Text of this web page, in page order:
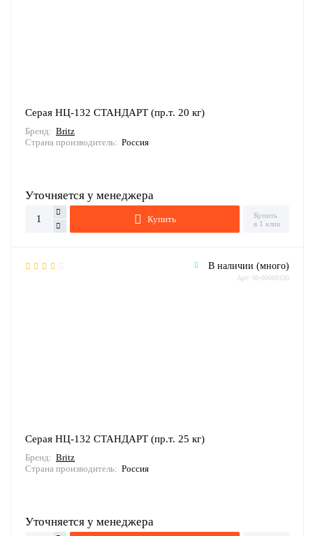
Серая НЦ-132 СТАНДАРТ (пр.т. 20 кг)
Бренд: Britz
Страна производитель: Россия
Уточняется у менеджера
Купить
Купить
в 1 клик
Серая НЦ-132 СТАНДАРТ (пр.т. 25 кг)
Бренд: Britz
Страна производитель: Россия
В наличии (много)
Арт: 00-00009330
Уточняется у менеджера